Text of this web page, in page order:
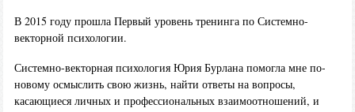
В 2015 году прошла Первый уровень тренинга по Системно-
векторной психологии.
Системно-векторная психология Юрия Бурлана помогла мне по-
новому осмыслить свою жизнь, найти ответы на вопросы,
касающиеся личных и профессиональных взаимоотношений, и